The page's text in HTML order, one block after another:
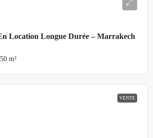
Location Longue Durée – Marrakech
m²
VENTE